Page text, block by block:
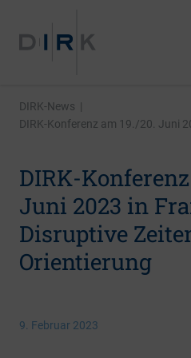
DIRK-News |
DIRK-Konferenz am 19./20. Juni
DIRK-
Juni 2023 in
Disruptive
Orientierung
9. Februar 2023